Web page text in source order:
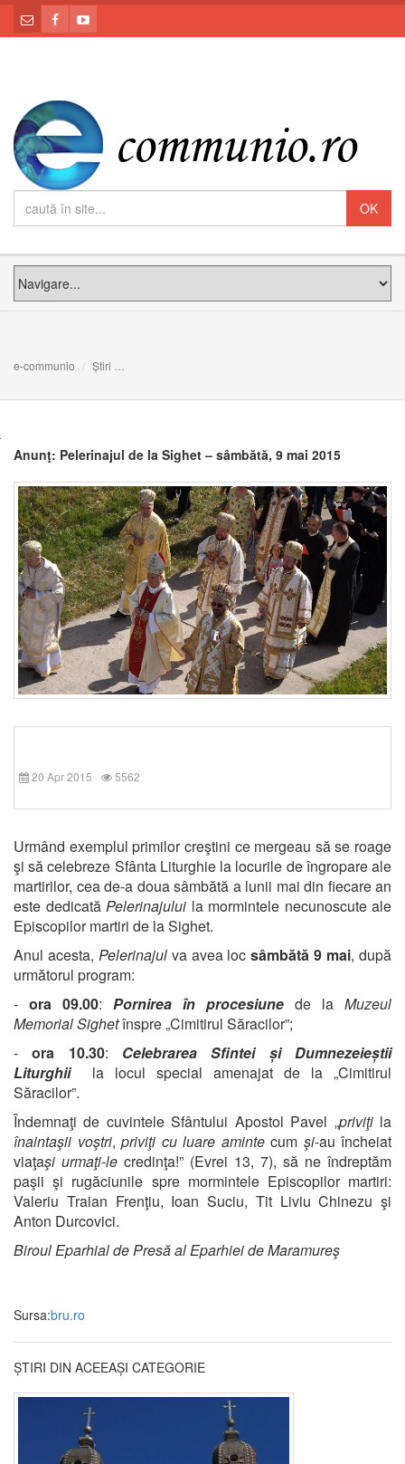
e-communio Știri
Anunţ: Pelerinajul de la Sighet – sâmbătă, 9 mai 2015
20 Apr 2015 5562
Urmând exemplul primilor creştini ce mergeau să se roage
şi să celebreze Sfânta Liturghie la locurile de îngropare ale
martirilor, cea de-a doua sâmbătă a lunii mai din fiecare an
este dedicată Pelerinajului la mormintele necunoscute ale
Episcopilor martiri de la Sighet.
Anul acesta, Pelerinajulva avea locsâmbătă 9 mai, după
următorul program:
- ora 09.00: Pornirea în procesiune de la Muzeul
Memorial Sighetînspre „Cimitirul Săracilor”;
-ora 10.30: Celebrarea Sfintei și Dumnezeieștii
Liturghii la locul special amenajat de la „Cimitirul
Săracilor”.
Îndemnaţi de cuvintele Sfântului Apostol Pavel „priviţila
înaintaşii voştri, priviţi cu luare amintecum şi-au încheiat
viaţaşi urmaţi-le credinţa!” (Evrei 13, 7), să ne îndreptăm
paşii şi rugăciunile spre mormintele Episcopilor martiri:
Valeriu Traian Frenţiu, Ioan Suciu, Tit Liviu Chinezu şi
Anton Durcovici.
Biroul Eparhial de Presă al Eparhiei de Maramureş
Sursa:bru.ro
ȘTIRI DIN ACEEAȘI CATEGORIE